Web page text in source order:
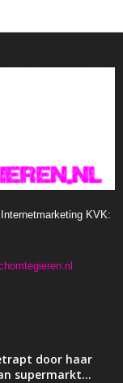
KVK:
door haar
supermarkt…